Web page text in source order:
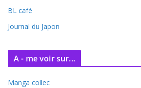
v
e
BL café
Journal du Japon
A - me voir sur...
Manga collec